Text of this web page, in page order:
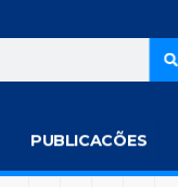
PUBLICACÕES